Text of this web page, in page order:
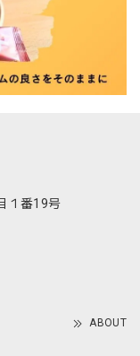
１番19号
ABOUT